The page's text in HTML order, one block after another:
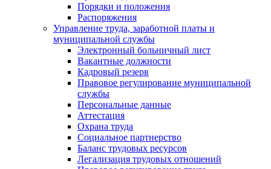
Порядки и положения
Распоряжения
Управление труда, заработной платы и
муниципальной службы
Электронный больничный лист
Вакантные должности
Кадровый резерв
Правовое регулирование муниципальной
службы
Персональные данные
Аттестация
Охрана труда
Социальное партнерство
Баланс трудовых ресурсов
Легализация трудовых отношений